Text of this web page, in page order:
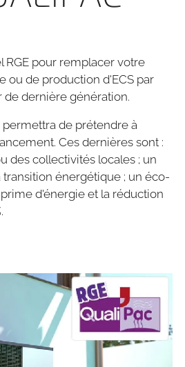
RGE pour remplacer votre
ou de production d'ECS par
dernière génération.
permettra de prétendre à
Ces dernières sont :
des collectivités locales ; un
énergétique ; un éco-
d'énergie et la réduction